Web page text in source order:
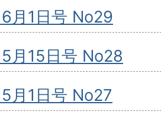
月1日号 No29
月15日号 No28
月1日号 No27